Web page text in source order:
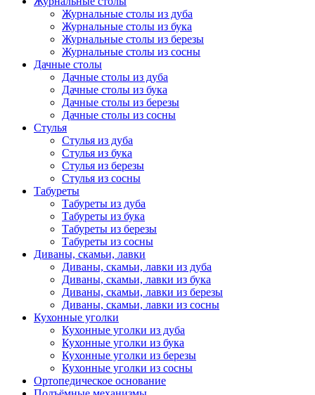
Журнальные столы из дуба
Журнальные столы из бука
Журнальные столы из березы
Журнальные столы из сосны
Дачные столы
Дачные столы из дуба
Дачные столы из бука
Дачные столы из березы
Дачные столы из сосны
Стулья
Стулья из дуба
Стулья из бука
Стулья из березы
Стулья из сосны
Табуреты
Табуреты из дуба
Табуреты из бука
Табуреты из березы
Табуреты из сосны
Диваны, скамьи, лавки
Диваны, скамьи, лавки из дуба
Диваны, скамьи, лавки из бука
Диваны, скамьи, лавки из березы
Диваны, скамьи, лавки из сосны
Кухонные уголки
Кухонные уголки из дуба
Кухонные уголки из бука
Кухонные уголки из березы
Кухонные уголки из сосны
Ортопедическое основание